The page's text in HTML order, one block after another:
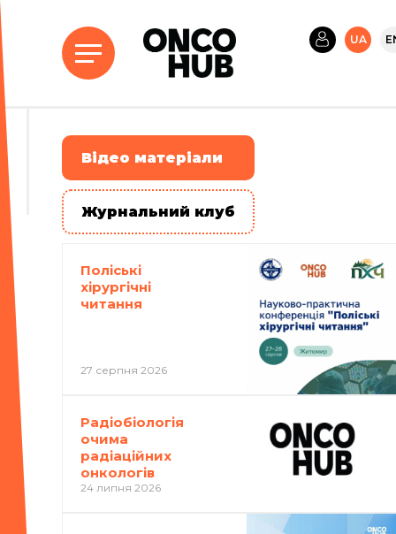
UA
Вiдео матерiали
Журнальний клуб
Поліські
хірургічні
читання
27 серпня 2026
Радіобіологія
очима
радіаційних
онкологів
24 липня 2026